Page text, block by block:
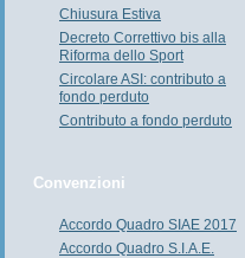
Chiusura Estiva
Decreto Correttivo bis alla
Riforma dello Sport
Circolare ASI: contributo a
fondo perduto
Contributo a fondo perduto
Convenzioni
Accordo Quadro SIAE 2017
Accordo Quadro S.I.A.E.